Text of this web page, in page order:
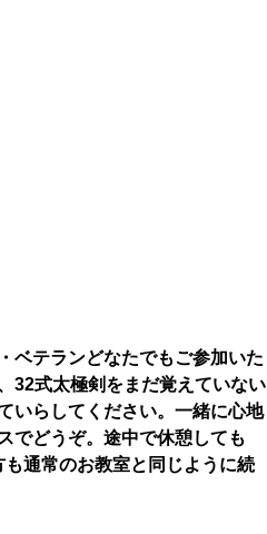
ベテランどなたでもご参加いた
32式太極剣をまだ覚えていない
いらしてください。一緒に心地
でどうぞ。途中で休憩しても
通常のお教室と同じように続